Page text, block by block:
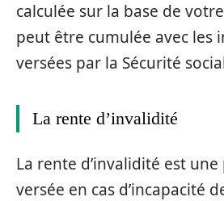
calculée sur la base de
peut être cumulée avec les
versées par la Sécurité
La rente d’invalidité
La rente d’invalidité est
versée en cas d’incapacité